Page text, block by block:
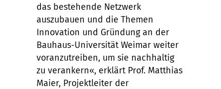
das bestehende Netzwerk
auszubauen und die Themen
Innovation und Gründung an der
Bauhaus-Universität Weimar weiter
voranzutreiben, um sie nachhaltig
zu verankern«, erklärt Prof. Matthias
Maier, Projektleiter der